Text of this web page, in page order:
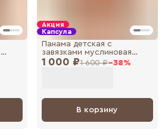
Акция
Капсула
1 000 ₽1 600 ₽−38%
Панама детская с
завязками муслиновая
летняя, панамка для
В корзину